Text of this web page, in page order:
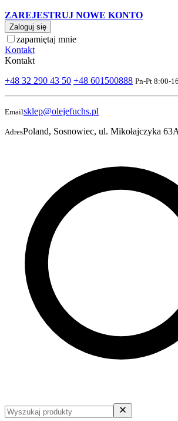
ZAREJESTRUJ NOWE KONTO
Zaloguj się
zapamiętaj mnie
Kontakt
Kontakt
+48 32 290 43 50 +48 601500888 Pn-Pt 8:00-
Emailsklep@olejefuchs.pl
AdresPoland, Sosnowiec, ul. Mikołajczyka 63A